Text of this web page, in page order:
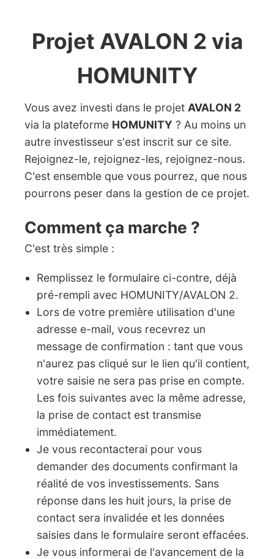
Projet AVALON 2 via
HOMUNITY
Vous avez investi dans le projet AVALON 2
via la plateforme HOMUNITY ? Au moins un
autre investisseur s'est inscrit sur ce site.
Rejoignez-le, rejoignez-les, rejoignez-nous.
C'est ensemble que vous pourrez, que nous
pourrons peser dans la gestion de ce projet.
Comment ça marche ?
C'est très simple :
Remplissez le formulaire ci-contre, déjà
pré-rempli avec HOMUNITY/AVALON 2.
Lors de votre première utilisation d'une
adresse e-mail, vous recevrez un
message de confirmation : tant que vous
n'aurez pas cliqué sur le lien qu'il contient,
votre saisie ne sera pas prise en compte.
Les fois suivantes avec la même adresse,
la prise de contact est transmise
immédiatement.
Je vous recontacterai pour vous
demander des documents confirmant la
réalité de vos investissements. Sans
réponse dans les huit jours, la prise de
contact sera invalidée et les données
saisies dans le formulaire seront effacées.
Je vous informerai de l'avancement de la